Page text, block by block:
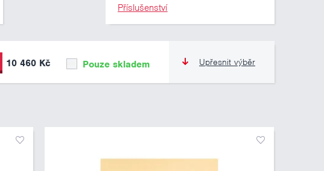
Příslušenství
Upřesnit výběr
Pouze skladem
10 460 Kč